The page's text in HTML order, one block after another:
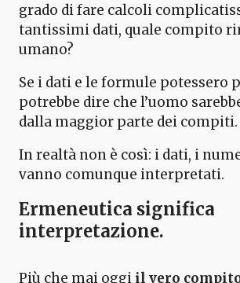
grado di fare calcoli
tantissimi dati, quale compito
umano?
Se i dati e le formule potessero
potrebbe dire che l’uomo
dalla maggior parte dei compiti.
In realtà non è così: i dati, i
vanno comunque interpretati.
Ermeneutica significa
interpretazione.
Più che mai oggi il vero